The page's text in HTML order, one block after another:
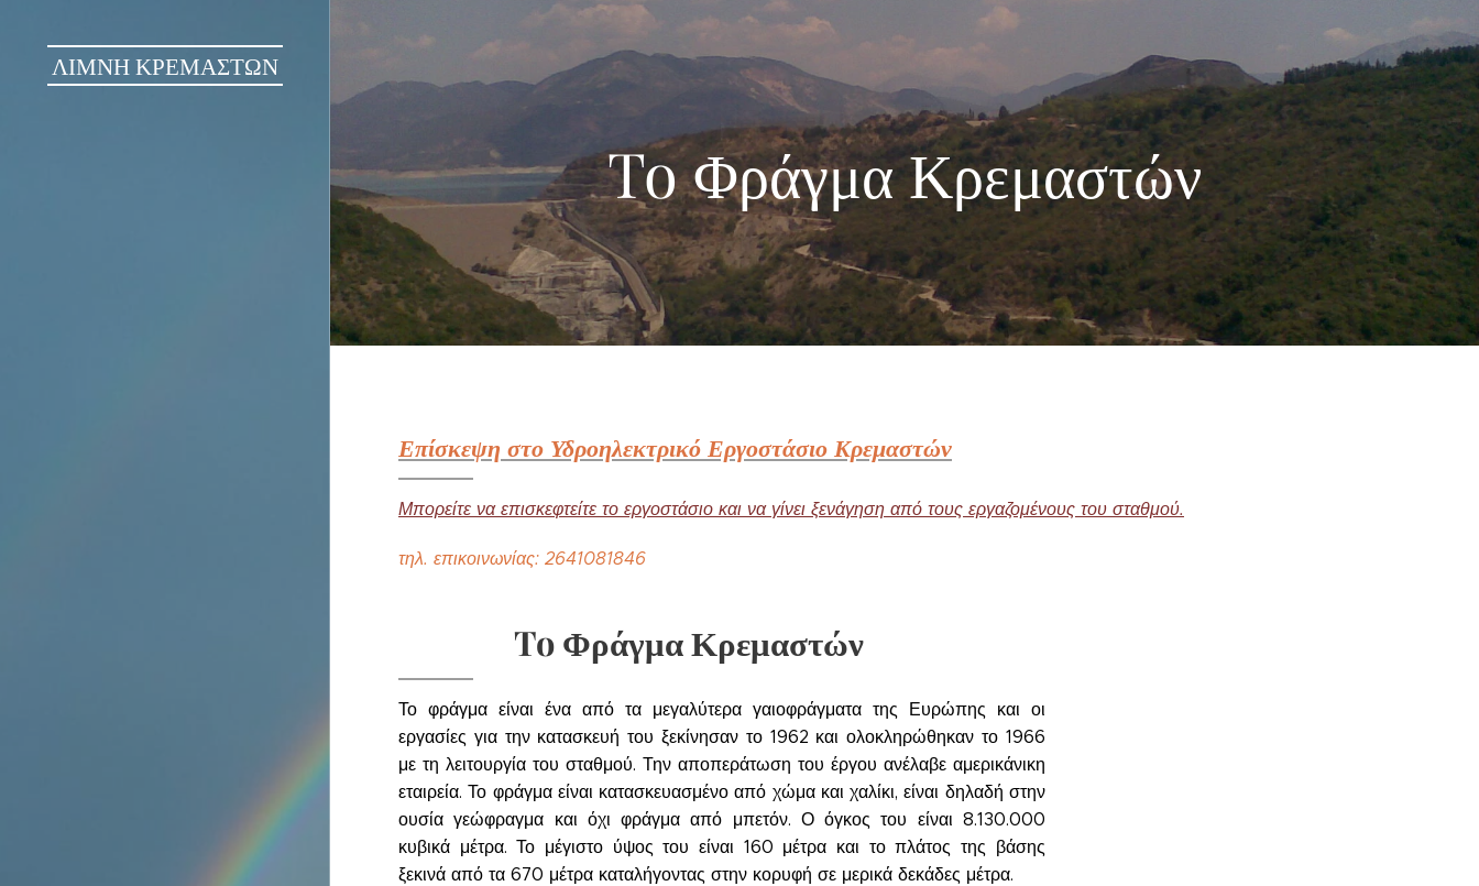
ΛΙΜΝΗ ΚΡΕΜΑΣΤΩΝ
To Φράγμα Κρεμαστών
Επίσκεψη στο Υδροηλεκτρικό Εργοστάσιο Κρεμαστών
Μπορείτε να επισκεφτείτε το εργοστάσιο και να γίνει ξενάγηση από τους εργαζομένους του σταθμού.
τηλ. επικοινωνίας: 2641081846
To Φράγμα Κρεμαστών
Το φράγμα είναι ένα από τα μεγαλύτερα γαιοφράγματα της Ευρώπης και οι
εργασίες για την κατασκευή του ξεκίνησαν το 1962 και ολοκληρώθηκαν το 1966
με τη λειτουργία του σταθμού. Την αποπεράτωση του έργου ανέλαβε αμερικάνικη
εταιρεία. Το φράγμα είναι κατασκευασμένο από χώμα και χαλίκι, είναι δηλαδή στην
ουσία γεώφραγμα και όχι φράγμα από μπετόν. Ο όγκος του είναι 8.130.000
κυβικά μέτρα. Το μέγιστο ύψος του είναι 160 μέτρα και το πλάτος της βάσης
ξεκινά από τα 670 μέτρα καταλήγοντας στην κορυφή σε μερικά δεκάδες μέτρα.